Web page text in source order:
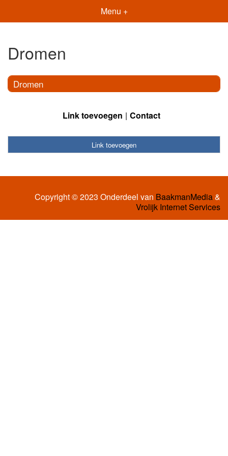
Menu +
Dromen
Dromen
Link toevoegen Contact
Link toevoegen
Copyright © 2023 Onderdeel van BaakmanMedia&
Vrolijk Internet Services